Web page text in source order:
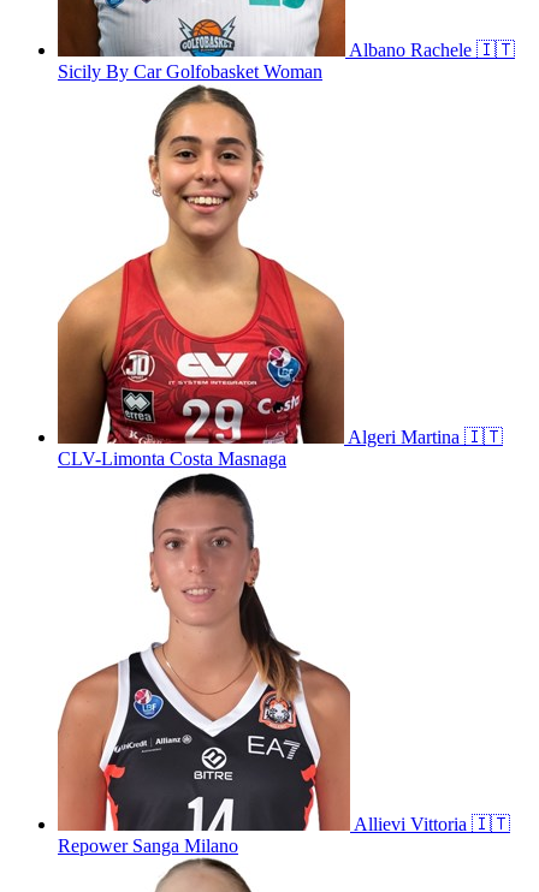
Albano Rachele 🇮🇹
Sicily By Car Golfobasket Woman
Algeri Martina 🇮🇹
CLV-Limonta Costa Masnaga
Allievi Vittoria 🇮🇹
Repower Sanga Milano